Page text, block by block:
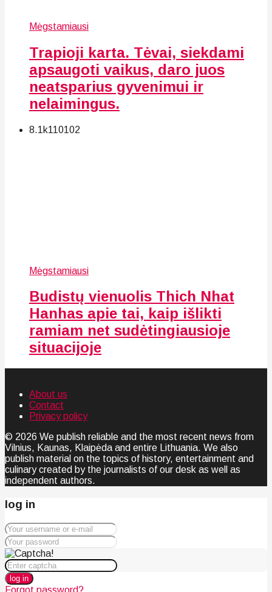
Mėgstamiausi
Trapioji karta. Tėvai, siekdami
apsaugoti vaikus, daro juos
neatsparius gyvenimui ir
nelaimingus.
8.1k110102
Mėgstamiausi
Budistų vienuolis Thich Nhat
Hanhas apie tai, kaip išlikti
ramiam net sudėtingiausioje
situacijoje
About us
Contact
Privacy policy
© 2026 We publish reliable and the most recent news from
Vilnius, Kaunas, Klaipėda and entire Lithuania. We also
publish material on the topics of history, entertainment and
culinary created by the journalists of our desk as well as
independent authors.
log in
log in
Forgot password?